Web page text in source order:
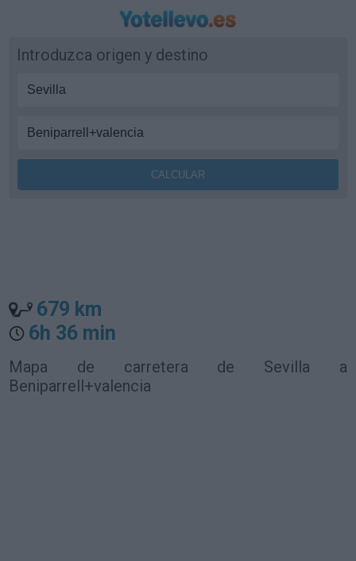
Introduzca origen y destino
679 km
6h 36 min
Mapa de carretera de Sevilla a
Beniparrell+valencia